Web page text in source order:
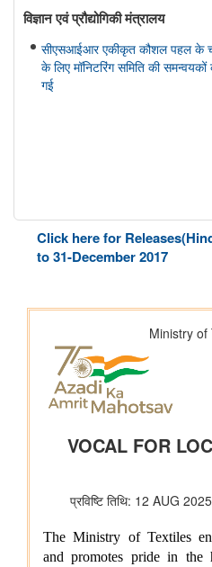
विज्ञान एवं प्रौद्योगिकी मंत्रालय
सीएसआईआर एकीकृत कौशल पहल के
के लिए मॉनिटरिंग समिति की
गई
Click here for
to 31-December 2017